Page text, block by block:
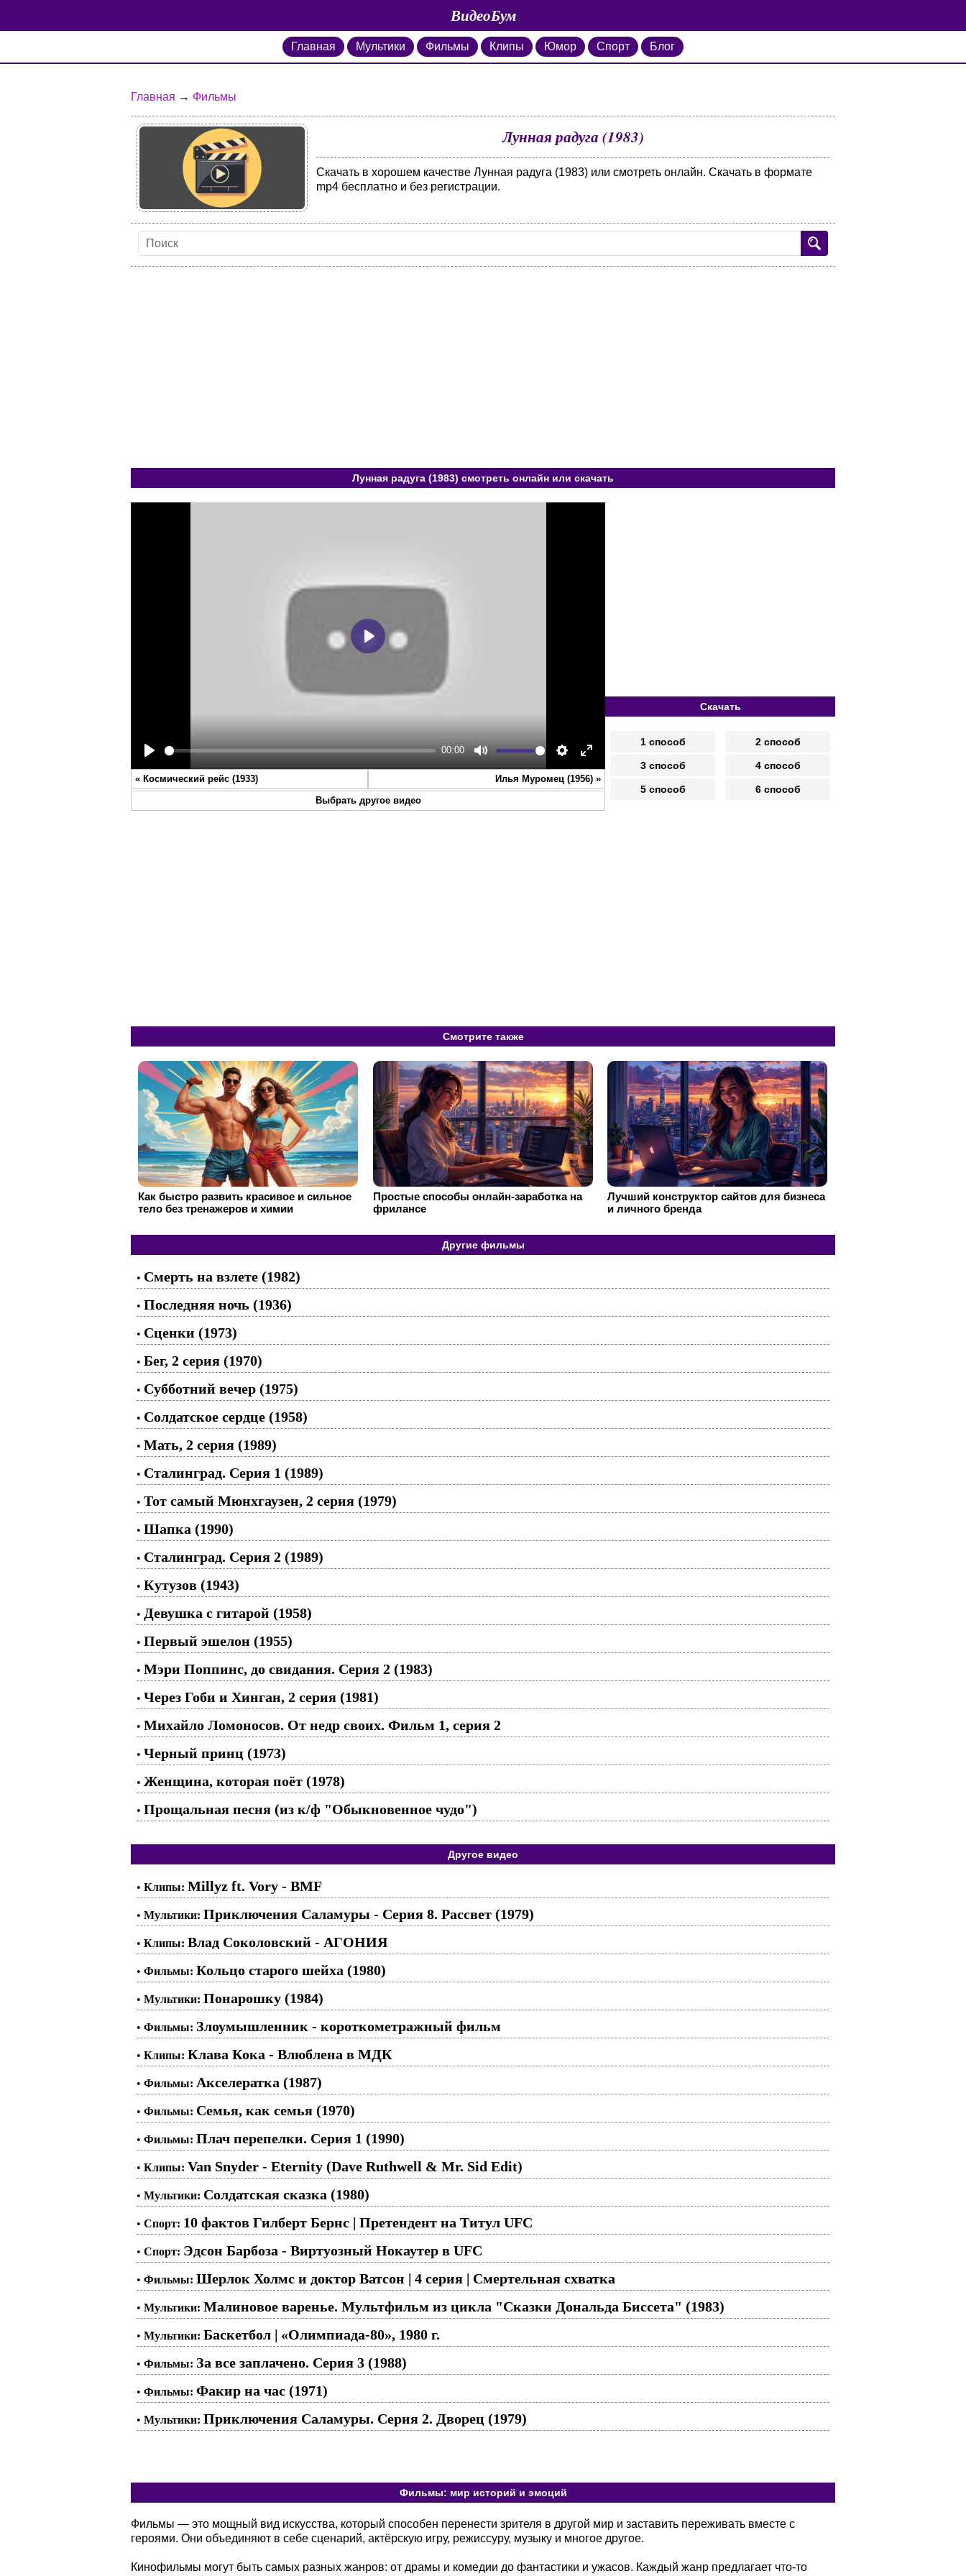
ВидеоБум
Главная Мультики Фильмы Клипы Юмор Спорт Блог
Главная → Фильмы
Лунная радуга (1983)
Скачать в хорошем качестве Лунная радуга (1983) или смотреть онлайн. Скачать в формате
mp4 бесплатно и без регистрации.
Лунная радуга (1983) смотреть онлайн или скачать
Play
00:00
Mute Settings
Enter
fullscreen
Play
« Космический рейс (1933) Илья Муромец (1956) »
Выбрать другое видео
Скачать
1 способ 2 способ
3 способ 4 способ
5 способ 6 способ
Смотрите также
Как быстро развить красивое и сильное
тело без тренажеров и химии
Простые способы онлайн-заработка на
фрилансе
Лучший конструктор сайтов для бизнеса
и личного бренда
Другие фильмы
• Смерть на взлете (1982)
• Последняя ночь (1936)
• Сценки (1973)
• Бег, 2 серия (1970)
• Субботний вечер (1975)
• Солдатское сердце (1958)
• Мать, 2 серия (1989)
• Сталинград. Серия 1 (1989)
• Тот самый Мюнхгаузен, 2 серия (1979)
• Шапка (1990)
• Сталинград. Серия 2 (1989)
• Кутузов (1943)
• Девушка с гитарой (1958)
• Первый эшелон (1955)
• Мэри Поппинс, до свидания. Серия 2 (1983)
• Через Гоби и Хинган, 2 серия (1981)
• Михайло Ломоносов. От недр своих. Фильм 1, серия 2
• Черный принц (1973)
• Женщина, которая поёт (1978)
• Прощальная песня (из к/ф "Обыкновенное чудо")
Другое видео
• Клипы: Millyz ft. Vory - BMF
• Мультики: Приключения Саламуры - Серия 8. Рассвет (1979)
• Клипы: Влад Соколовский - АГОНИЯ
• Фильмы: Кольцо старого шейха (1980)
• Мультики: Понарошку (1984)
• Фильмы: Злоумышленник - короткометражный фильм
• Клипы: Клава Кока - Влюблена в МДК
• Фильмы: Акселератка (1987)
• Фильмы: Семья, как семья (1970)
• Фильмы: Плач перепелки. Серия 1 (1990)
• Клипы: Van Snyder - Eternity (Dave Ruthwell & Mr. Sid Edit)
• Мультики: Солдатская сказка (1980)
• Спорт: 10 фактов Гилберт Бернс | Претендент на Титул UFC
• Спорт: Эдсон Барбоза - Виртуозный Нокаутер в UFC
• Фильмы: Шерлок Холмс и доктор Ватсон | 4 серия | Смертельная схватка
• Мультики: Малиновое варенье. Мультфильм из цикла "Сказки Дональда Биссета" (1983)
• Мультики: Баскетбол | «Олимпиада-80», 1980 г.
• Фильмы: За все заплачено. Серия 3 (1988)
• Фильмы: Факир на час (1971)
• Мультики: Приключения Саламуры. Серия 2. Дворец (1979)
Фильмы: мир историй и эмоций
Фильмы — это мощный вид искусства, который способен перенести зрителя в другой мир и заставить переживать вместе с
героями. Они объединяют в себе сценарий, актёрскую игру, режиссуру, музыку и многое другое.
Кинофильмы могут быть самых разных жанров: от драмы и комедии до фантастики и ужасов. Каждый жанр предлагает что-то